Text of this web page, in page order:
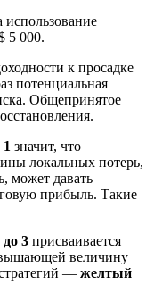
использование
5 000.
к просадке
потенциальная
Общепринятое
значит, что
локальных потерь,
может давать
прибыль. Такие
до 3 присваивается
величину
— желтый